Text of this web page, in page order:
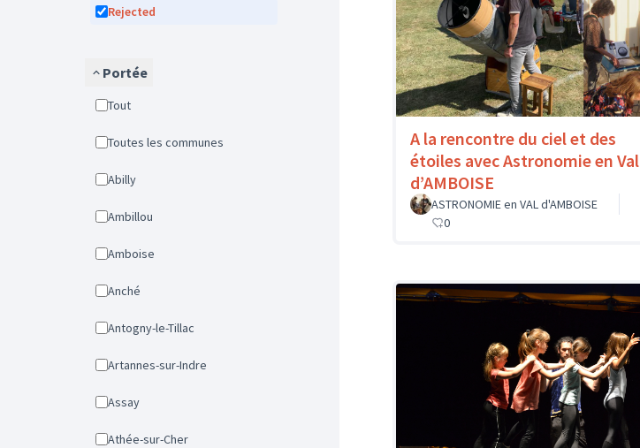
Rejected
Portée
Tout
Toutes les communes
Abilly
Ambillou
Amboise
Anché
Antogny-le-Tillac
Artannes-sur-Indre
Assay
Athée-sur-Cher
A la rencontre du ciel et des
étoiles avec Astronomie en Val
d’AMBOISE
ASTRONOMIE en VAL d'AMBOISE
0